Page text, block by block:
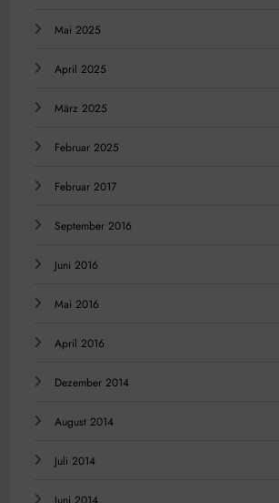
Mai 2025
April 2025
März 2025
Februar 2025
Februar 2017
September 2016
Juni 2016
Mai 2016
April 2016
Dezember 2014
August 2014
Juli 2014